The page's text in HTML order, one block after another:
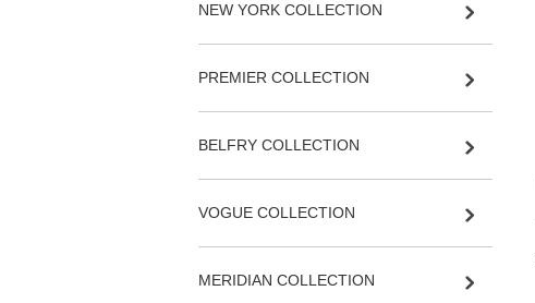
NEW YORK COLLECTION
PREMIER COLLECTION
BELFRY COLLECTION
VOGUE COLLECTION
MERIDIAN COLLECTION